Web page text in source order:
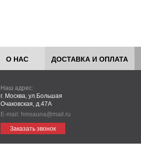
О НАС ДОСТАВКА И ОПЛАТА
Наш адрес:
г. Москва, ул.Большая
Очаковская, д.47А
E-mail: hmsauna@mail.ru
Заказать звонок